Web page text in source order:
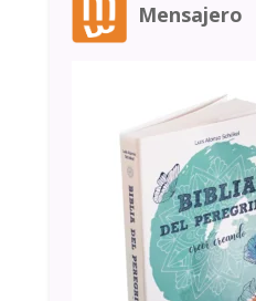
Mensajero